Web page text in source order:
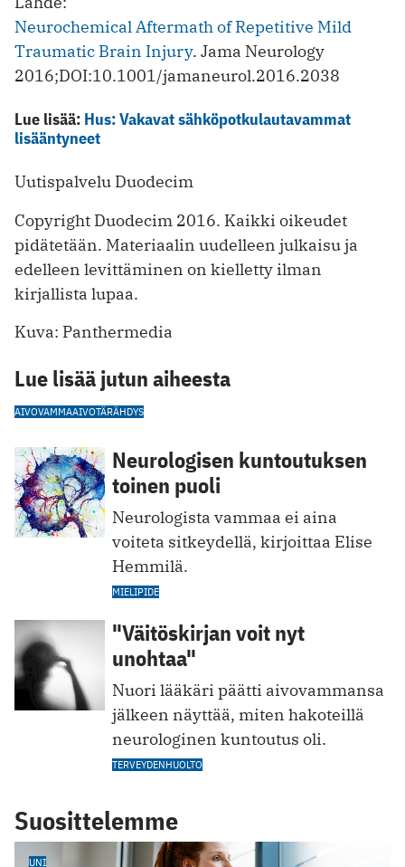
Neurochemical Aftermath of Repetitive Mild
Traumatic Brain Injury. Jama Neurology
2016;DOI:10.1001/jamaneurol.2016.2038
Lue lisää: Hus: Vakavat sähköpotkulautavammat
lisääntyneet
Uutispalvelu Duodecim
Copyright Duodecim 2016. Kaikki oikeudet
pidätetään. Materiaalin uudelleen julkaisu ja
edelleen levittäminen on kielletty ilman
kirjallista lupaa.
Kuva: Panthermedia
Lue lisää jutun aiheesta
AIVOVAMMAAIVOTÄRÄHDYS
Neurologisen kuntoutuksen
toinen puoli
Neurologista vammaa ei aina
voiteta sitkeydellä, kirjoittaa Elise
Hemmilä.
MIELIPIDE
"Väitöskirjan voit nyt
unohtaa"
Nuori lääkäri päätti aivovammansa
jälkeen näyttää, miten hakoteillä
neurologinen kuntoutus oli.
TERVEYDENHUOLTO
Suosittelemme
UNI